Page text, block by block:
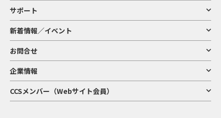
サポート
新着情報／イベント
お問合せ
企業情報
CCSメンバー（Webサイト会員）